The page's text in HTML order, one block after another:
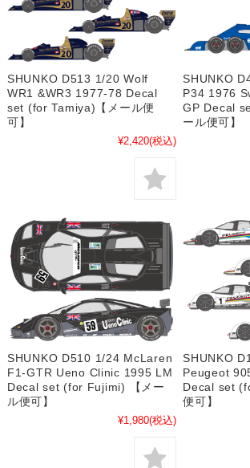
SHUNKO D513 1/20 Wolf
WR1 &WR3 1977-78 Decal
set (for Tamiya)【メール便
可】
¥2,420(税込)
SHUNKO
P34 1976
GP Decal
ール便可】
SHUNKO D510 1/24 McLaren
F1-GTR Ueno Clinic 1995 LM
Decal set (for Fujimi) 【メー
ル便可】
¥1,980(税込)
SHUNKO
Peugeot
Decal set
便可】